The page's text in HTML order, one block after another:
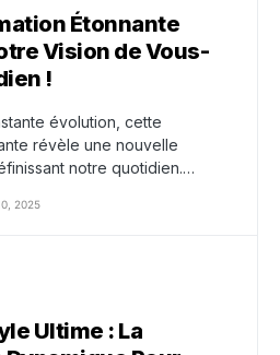
Étonnante
Vision de Vous-
!
évolution, cette
révèle une nouvelle
notre quotidien.…
2025
Ultime : La